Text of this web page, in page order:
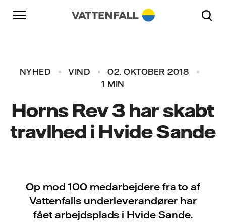
Skift til indhold
Gå til hovednavigation
Gå til sidefod
NYHED VIND
02. OKTOBER 2018
1 MIN
Horns Rev 3 har skabt
travlhed i Hvide Sande
Op mod 100 medarbejdere fra to af
Vattenfalls underleverandører har
fået arbejdsplads i Hvide Sande.
Gå til hovednavigation